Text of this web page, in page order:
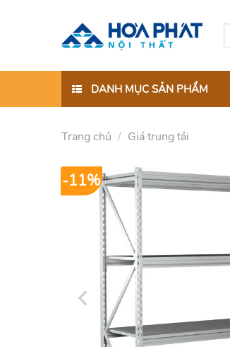
DANH MỤC SẢN PHẨM
Trang chủ / Giá trung tải
-11%